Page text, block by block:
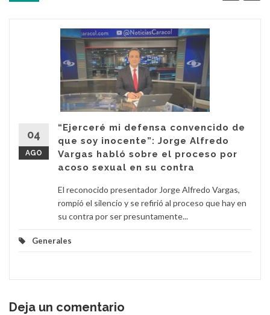
04
AGO
“Ejerceré mi defensa convencido de
que soy inocente”: Jorge Alfredo
Vargas habló sobre el proceso por
acoso sexual en su contra
El reconocido presentador Jorge Alfredo Vargas,
rompió el silencio y se refirió al proceso que hay en
su contra por ser presuntamente...
Generales
Deja un comentario